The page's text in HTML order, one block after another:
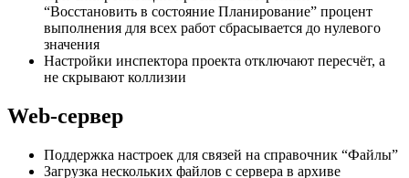
“Восстановить в состояние Планирование” процент
выполнения для всех работ сбрасывается до нулевого
значения
Настройки инспектора проекта отключают пересчёт, а
не скрывают коллизии
Web-сервер
Поддержка настроек для связей на справочник “Файлы”
Загрузка нескольких файлов с сервера в архиве